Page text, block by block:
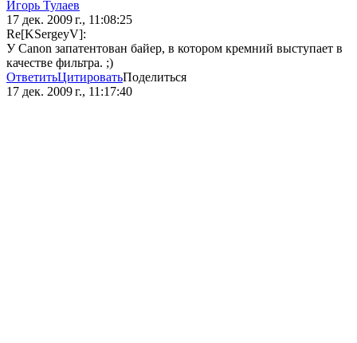
Игорь Тулаев
17 дек. 2009 г., 11:08:25
Re[KSergeyV]:
У Canon запатентован байер, в котором кремний выступает в
качестве фильтра. ;)
ОтветитьЦитироватьПоделиться
17 дек. 2009 г., 11:17:40